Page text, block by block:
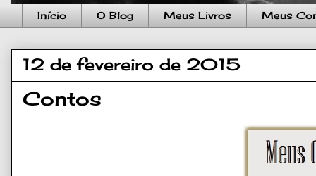
Início O Blog Meus Livros Meus
12 de fevereiro de 2015
Contos